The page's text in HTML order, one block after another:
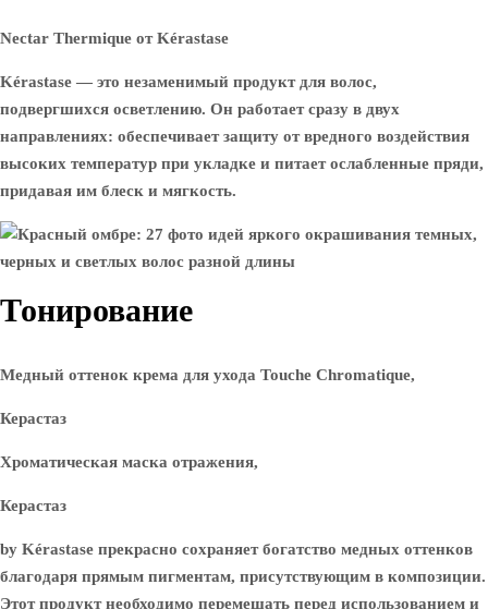
Nectar Thermique от Kérastase
Kérastase — это незаменимый продукт для волос,
подвергшихся осветлению. Он работает сразу в двух
направлениях: обеспечивает защиту от вредного воздействия
высоких температур при укладке и питает ослабленные пряди,
придавая им блеск и мягкость.
Тонирование
Медный оттенок крема для ухода Touche Chromatique,
Керастаз
Хроматическая маска отражения,
Керастаз
by Kérastase прекрасно сохраняет богатство медных оттенков
благодаря прямым пигментам, присутствующим в композиции.
Этот продукт необходимо перемешать перед использованием и